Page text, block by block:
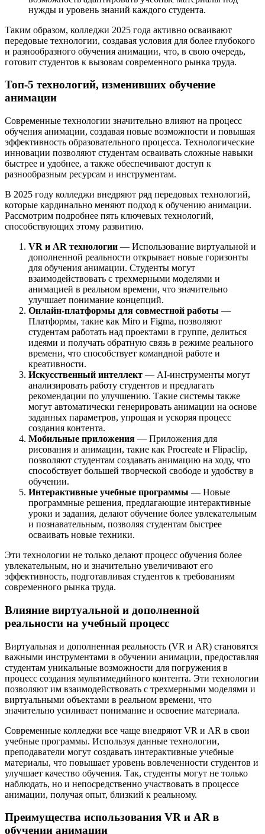
нужды и уровень знаний каждого студента.
Таким образом, колледжи 2025 года активно осваивают
передовые технологии, создавая условия для более глубокого
и разнообразного обучения анимации, что, в свою очередь,
готовит студентов к вызовам современного рынка труда.
Топ-5 технологий, изменивших обучение
анимации
Современные технологии значительно влияют на процесс
обучения анимации, создавая новые возможности и повышая
эффективность образовательного процесса. Технологические
инновации позволяют студентам осваивать сложные навыки
быстрее и удобнее, а также обеспечивают доступ к
разнообразным ресурсам и инструментам.
В 2025 году колледжи внедряют ряд передовых технологий,
которые кардинально меняют подход к обучению анимации.
Рассмотрим подробнее пять ключевых технологий,
способствующих этому развитию.
VR и AR технологии — Использование виртуальной и
дополненной реальности открывает новые горизонты
для обучения анимации. Студенты могут
взаимодействовать с трехмерными моделями и
анимацией в реальном времени, что значительно
улучшает понимание концепций.
Онлайн-платформы для совместной работы —
Платформы, такие как Miro и Figma, позволяют
студентам работать над проектами в группе, делиться
идеями и получать обратную связь в режиме реального
времени, что способствует командной работе и
креативности.
Искусственный интеллект — AI-инструменты могут
анализировать работу студентов и предлагать
рекомендации по улучшению. Такие системы также
могут автоматически генерировать анимации на основе
заданных параметров, упрощая и ускоряя процесс
создания контента.
Мобильные приложения — Приложения для
рисования и анимации, такие как Procreate и Flipaclip,
позволяют студентам создавать анимацию на ходу, что
способствует большей творческой свободе и удобству в
обучении.
Интерактивные учебные программы — Новые
программные решения, предлагающие интерактивные
уроки и задания, делают обучение более увлекательным
и познавательным, позволяя студентам быстрее
осваивать новые техники.
Эти технологии не только делают процесс обучения более
увлекательным, но и значительно увеличивают его
эффективность, подготавливая студентов к требованиям
современного рынка труда.
Влияние виртуальной и дополненной
реальности на учебный процесс
Виртуальная и дополненная реальность (VR и AR) становятся
важными инструментами в обучении анимации, предоставляя
студентам уникальные возможности для погружения в
процесс создания мультимедийного контента. Эти технологии
позволяют им взаимодействовать с трехмерными моделями и
виртуальными объектами в реальном времени, что
значительно усиливает понимание и освоение материала.
Современные колледжи все чаще внедряют VR и AR в свои
учебные программы. Используя данные технологии,
преподаватели могут создавать интерактивные учебные
материалы, что повышает уровень вовлеченности студентов и
улучшает качество обучения. Так, студенты могут не только
наблюдать, но и непосредственно участвовать в процессе
анимации, получая опыт, близкий к реальному.
Преимущества использования VR и AR в
обучении анимации